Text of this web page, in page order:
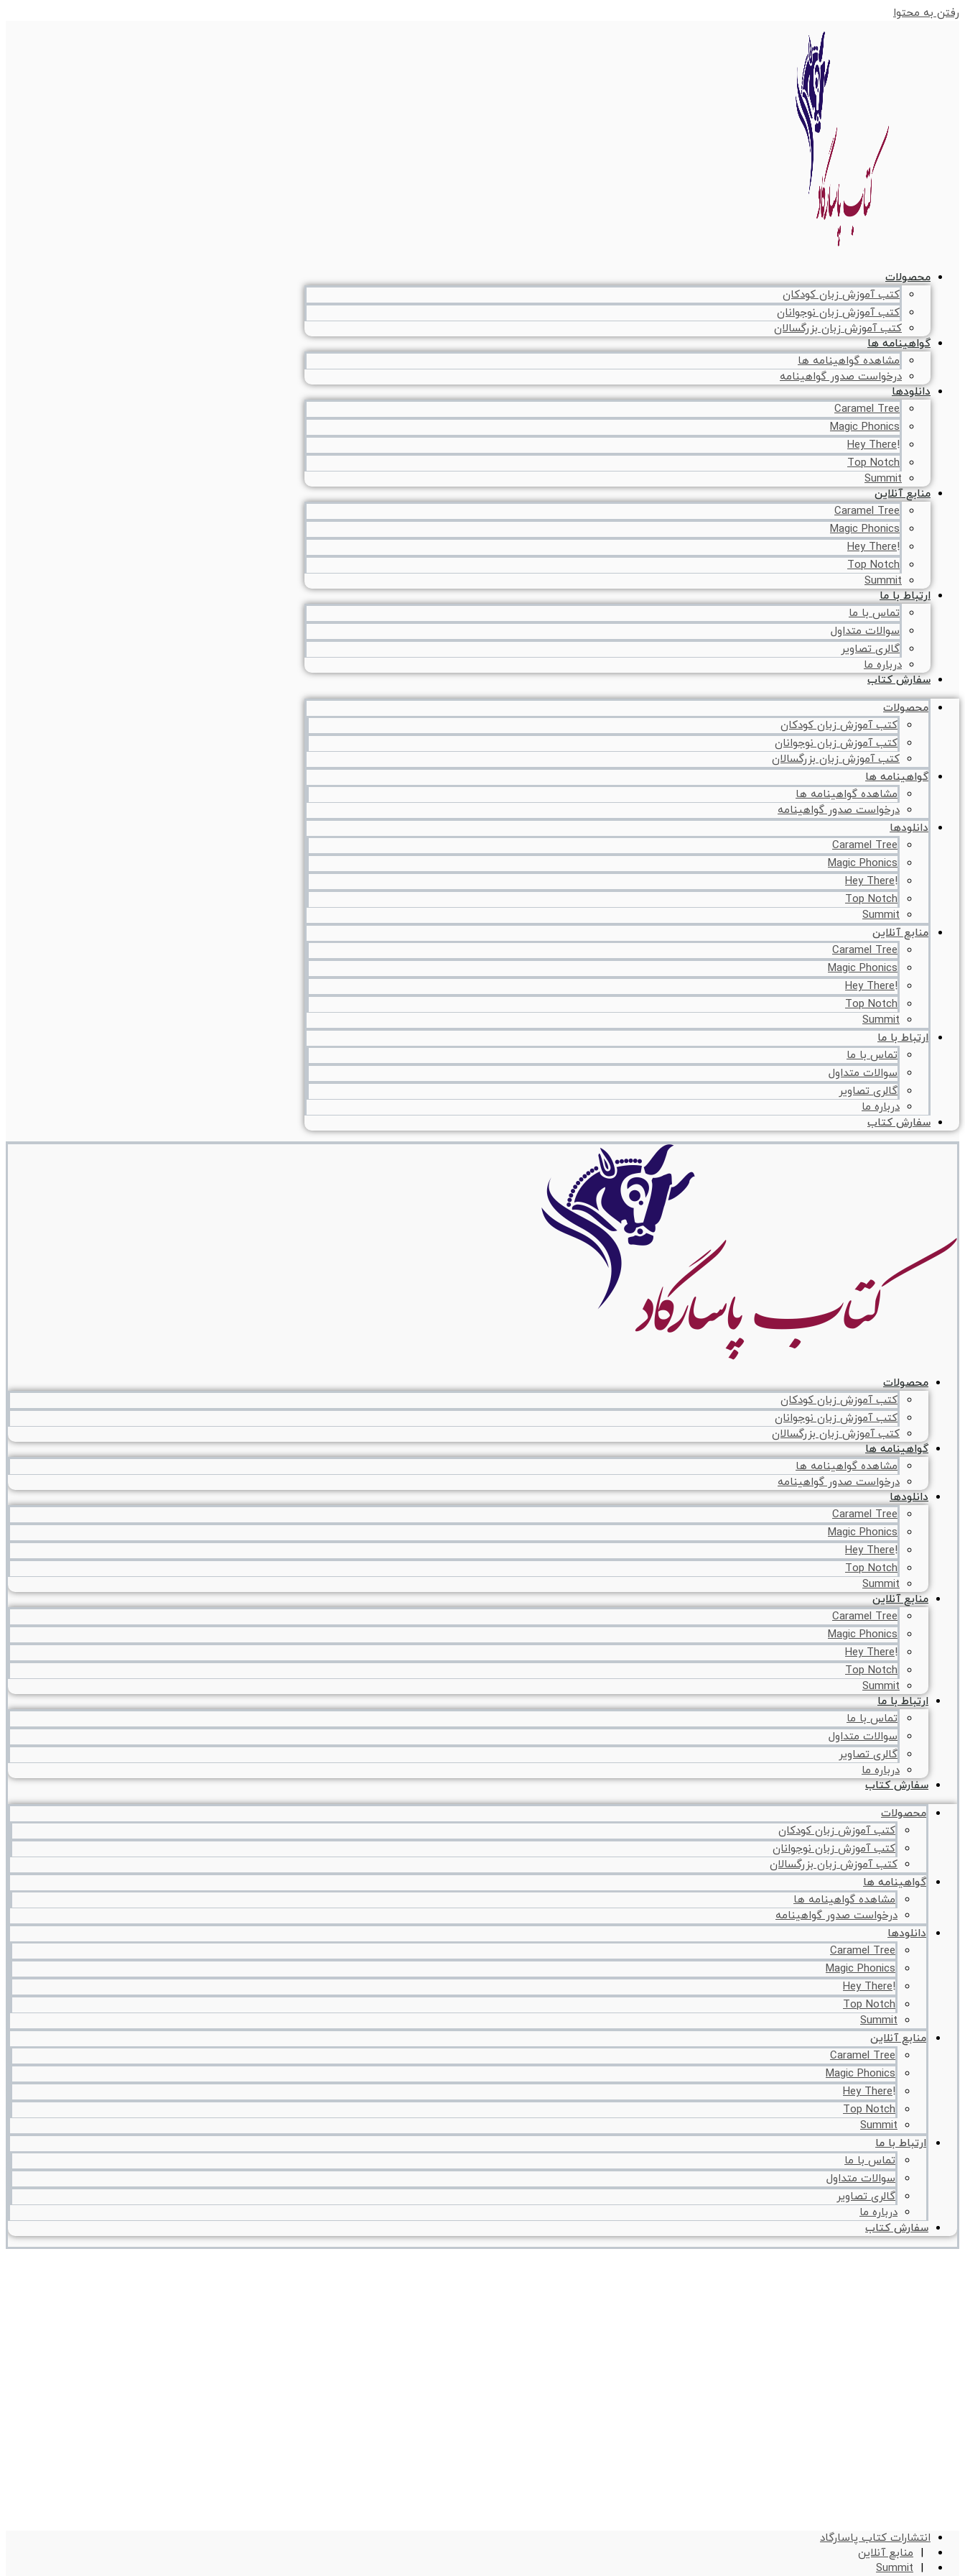
رفتن به محتوا
محصولات
کتب آموزش زبان کودکان
کتب آموزش زبان نوجوانان
کتب آموزش زبان بزرگسالان
گواهینامه ها
مشاهده گواهینامه ها
درخواست صدور گواهینامه
دانلودها
Caramel Tree
Magic Phonics
!Hey There
Top Notch
Summit
منابع آنلاین
Caramel Tree
Magic Phonics
!Hey There
Top Notch
Summit
ارتباط با ما
تماس با ما
سوالات متداول
گالری تصاویر
درباره ما
سفارش کتاب
محصولات
کتب آموزش زبان کودکان
کتب آموزش زبان نوجوانان
کتب آموزش زبان بزرگسالان
گواهینامه ها
مشاهده گواهینامه ها
درخواست صدور گواهینامه
دانلودها
Caramel Tree
Magic Phonics
!Hey There
Top Notch
Summit
منابع آنلاین
Caramel Tree
Magic Phonics
!Hey There
Top Notch
Summit
ارتباط با ما
تماس با ما
سوالات متداول
گالری تصاویر
درباره ما
سفارش کتاب
محصولات
کتب آموزش زبان کودکان
کتب آموزش زبان نوجوانان
کتب آموزش زبان بزرگسالان
گواهینامه ها
مشاهده گواهینامه ها
درخواست صدور گواهینامه
دانلودها
Caramel Tree
Magic Phonics
!Hey There
Top Notch
Summit
منابع آنلاین
Caramel Tree
Magic Phonics
!Hey There
Top Notch
Summit
ارتباط با ما
تماس با ما
سوالات متداول
گالری تصاویر
درباره ما
سفارش کتاب
محصولات
کتب آموزش زبان کودکان
کتب آموزش زبان نوجوانان
کتب آموزش زبان بزرگسالان
گواهینامه ها
مشاهده گواهینامه ها
درخواست صدور گواهینامه
دانلودها
Caramel Tree
Magic Phonics
!Hey There
Top Notch
Summit
منابع آنلاین
Caramel Tree
Magic Phonics
!Hey There
Top Notch
Summit
ارتباط با ما
تماس با ما
سوالات متداول
گالری تصاویر
درباره ما
سفارش کتاب
انتشارات کتاب پاسارگاد
منابع آنلاین
Summit